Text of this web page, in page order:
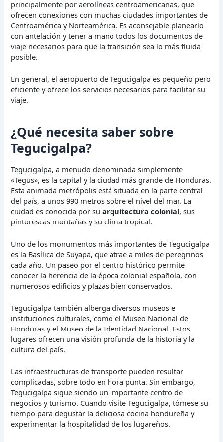
principalmente por aerolíneas centroamericanas, que
ofrecen conexiones con muchas ciudades importantes de
Centroamérica y Norteamérica. Es aconsejable planearlo
con antelación y tener a mano todos los documentos de
viaje necesarios para que la transición sea lo más fluida
posible.
En general, el aeropuerto de Tegucigalpa es pequeño pero
eficiente y ofrece los servicios necesarios para facilitar su
viaje.
¿Qué necesita saber sobre
Tegucigalpa?
Tegucigalpa, a menudo denominada simplemente
«Tegus», es la capital y la ciudad más grande de Honduras.
Esta animada metrópolis está situada en la parte central
del país, a unos 990 metros sobre el nivel del mar. La
ciudad es conocida por suarquitectura colonial, sus
pintorescas montañas y su clima tropical.
Uno de los monumentos más importantes de Tegucigalpa
es la Basílica de Suyapa, que atrae a miles de peregrinos
cada año. Un paseo por el centro histórico permite
conocer la herencia de la época colonial española, con
numerosos edificios y plazas bien conservados.
Tegucigalpa también alberga diversos museos e
instituciones culturales, como el Museo Nacional de
Honduras y el Museo de la Identidad Nacional. Estos
lugares ofrecen una visión profunda de la historia y la
cultura del país.
Las infraestructuras de transporte pueden resultar
complicadas, sobre todo en hora punta. Sin embargo,
Tegucigalpa sigue siendo un importante centro de
negocios y turismo. Cuando visite Tegucigalpa, tómese su
tiempo para degustar la deliciosa cocina hondureña y
experimentar la hospitalidad de los lugareños.